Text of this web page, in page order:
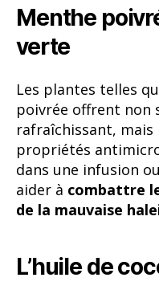
Menthe
verte
Les plantes telles
poivrée offrent non
rafraîchissant, mais
propriétés
dans une infusion
aider à combattre
de la mauvaise
L’huile de